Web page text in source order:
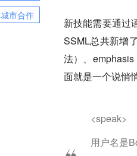
城市合作
新技能需要通过
SSML总共新增
法）、
面就是一个说悄
<speak>
用户名是